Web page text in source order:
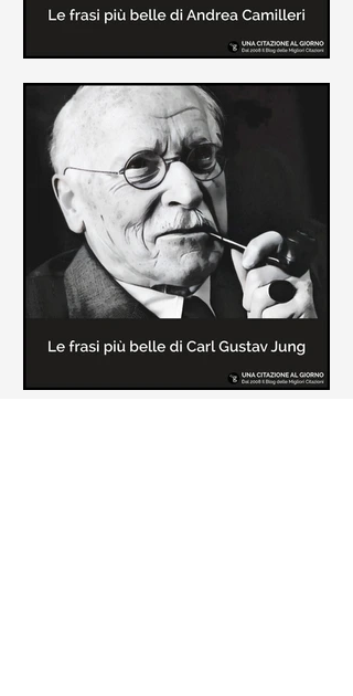
Le frasi più belle di Andrea
Camilleri
In questa sezione sono raccolte le
frasi più belle di Andrea Camilleri, il
creatore dei libri sulle vicende del
Commissario Montalbano